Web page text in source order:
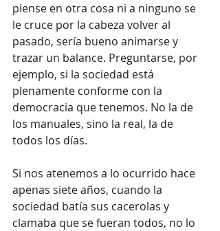
piense en otra cosa ni a ninguno se
le cruce por la cabeza volver al
pasado, sería bueno animarse y
trazar un balance. Preguntarse, por
ejemplo, si la sociedad está
plenamente conforme con la
democracia que tenemos. No la de
los manuales, sino la real, la de
todos los días.
Si nos atenemos a lo ocurrido hace
apenas siete años, cuando la
sociedad batía sus cacerolas y
clamaba que se fueran todos, no lo